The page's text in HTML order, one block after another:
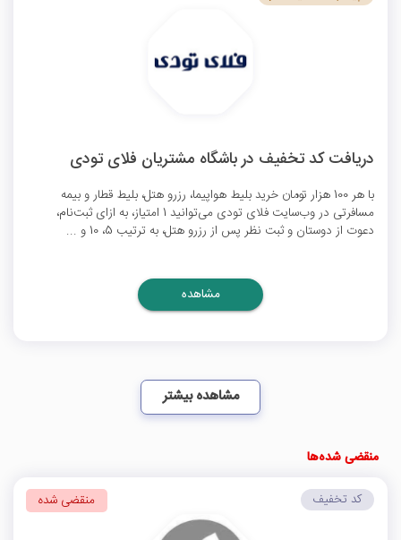
دریافت کد تخفیف در باشگاه مشتریان فلای تودی
با هر 100 هزار تومان خرید بلیط هواپیما، رزرو هتل، بلیط قطار و بیمه
مسافرتی در وب‌سایت فلای تودی می‌توانید 1 امتیاز، به ازای ثبت‌نام،
دعوت از دوستان و ثبت نظر پس از رزرو هتل، به ترتیب 5، 10 و ...
مشاهده
مشاهده بیشتر
منقضی شده‌ها
کد تخفیف منقضی شده